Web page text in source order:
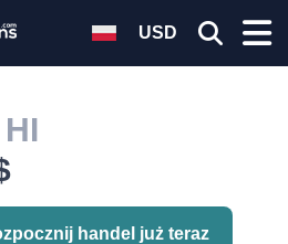
USD
HI
handel już teraz